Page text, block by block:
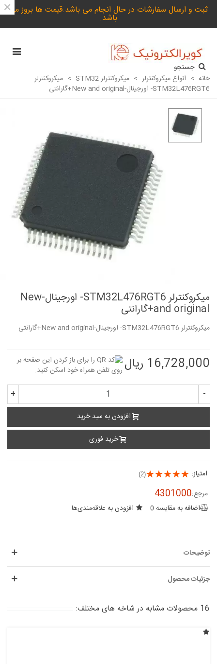
ثبت و ارسال سفارشات در حال انجام می باشد.قیمت ها بروز می
باشد.
×
جستجو
خانه > انواع میکروکنترلر > میکروکنترلر STM32 > میکروکنترلر
STM32L476RGT6- اورجینال-New and original+گارانتی
میکروکنترلر STM32L476RGT6- اورجینال-New
and original+گارانتی
میکروکنترلر STM32L476RGT6- اورجینال-New and original+گارانتی
16,728,000 ریال
-
+
افزودن به سبد خرید
خرید فوری
امتیاز: (2)
مرجع:4301000
اضافه به مقایسه 0 افزودن به علاقه‌مندی‌ها
توضیحات
جزئیات محصول
16 محصولات مشابه در شاخه های مختلف: